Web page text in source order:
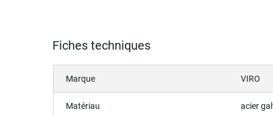
Fiches techniques
Marque VIRO
Matériau acier